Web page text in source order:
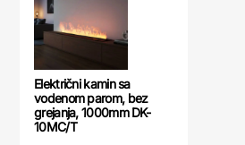
Električni kamin sa
vodenom parom, bez
grejanja, 1000mm DK-
10MC/T